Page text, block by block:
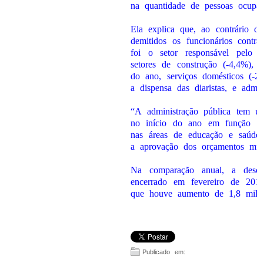
na quantidade de pessoas
Ela explica que, ao contrário
demitidos os funcionários
foi o setor responsável
setores de construção (-
do ano, serviços domésticos
a dispensa das diaristas, e
“A administração pública tem
no início do ano em função
nas áreas de educação e
a aprovação dos orçamentos
Na comparação anual, a
encerrado em fevereiro de
que houve aumento de 1,8
Publicado em: